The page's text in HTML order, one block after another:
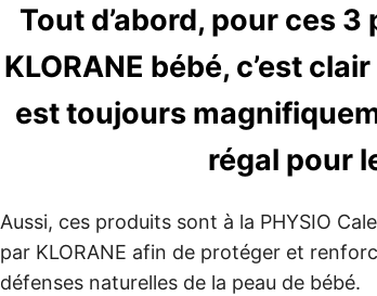
Tout d’abord, pour ces
KLORANE bébé, c’est
est toujours
régal pour
Aussi, ces produits sont à la PHYSIO
par KLORANE afin de protéger et
défenses naturelles de la peau de bébé.